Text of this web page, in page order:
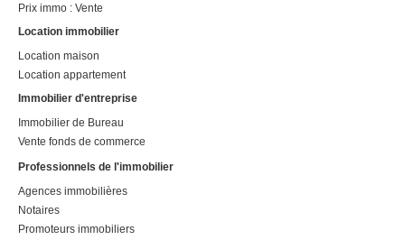
Prix immo : Vente
Location immobilier
Location maison
Location appartement
Immobilier d'entreprise
Immobilier de Bureau
Vente fonds de commerce
Professionnels de l'immobilier
Agences immobilières
Notaires
Promoteurs immobiliers